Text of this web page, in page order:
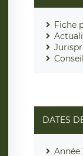
Fiche
DATES
Année